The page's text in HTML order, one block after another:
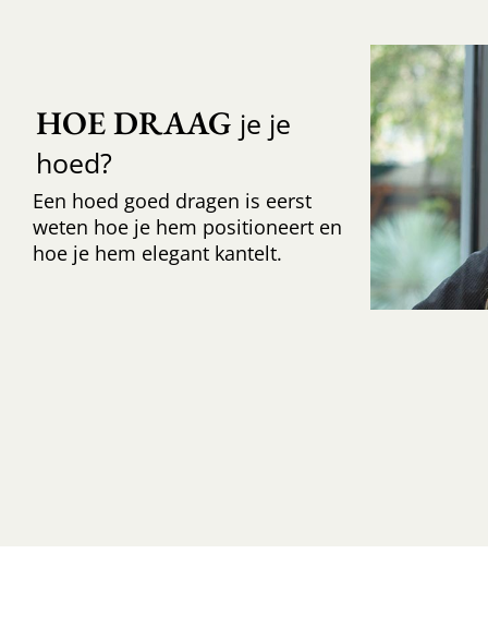
HOE DRAAG je je
hoed?
Een hoed goed dragen is eerst
weten hoe je hem positioneert en
hoe je hem elegant kantelt.